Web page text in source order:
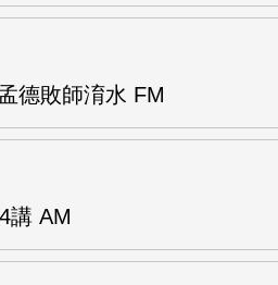
德敗師淯水 FM
講 AM